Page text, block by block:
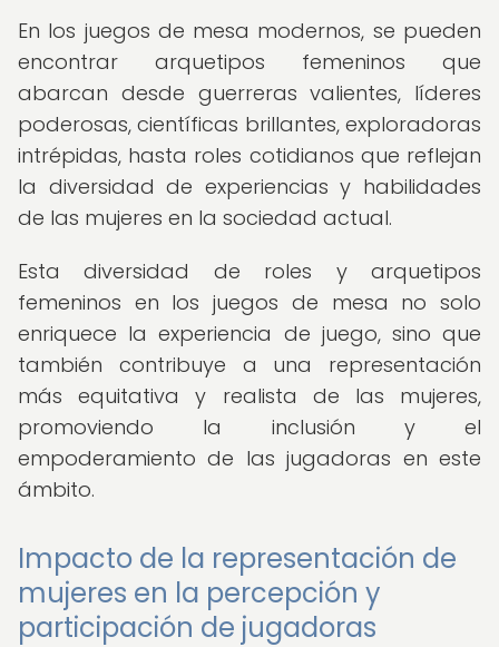
En los juegos de mesa modernos, se pueden
encontrar arquetipos femeninos que
abarcan desde guerreras valientes, líderes
poderosas, científicas brillantes, exploradoras
intrépidas, hasta roles cotidianos que reflejan
la diversidad de experiencias y habilidades
de las mujeres en la sociedad actual.
Esta diversidad de roles y arquetipos
femeninos en los juegos de mesa no solo
enriquece la experiencia de juego, sino que
también contribuye a una representación
más equitativa y realista de las mujeres,
promoviendo la inclusión y el
empoderamiento de las jugadoras en este
ámbito.
Impacto de la representación de
mujeres en la percepción y
participación de jugadoras